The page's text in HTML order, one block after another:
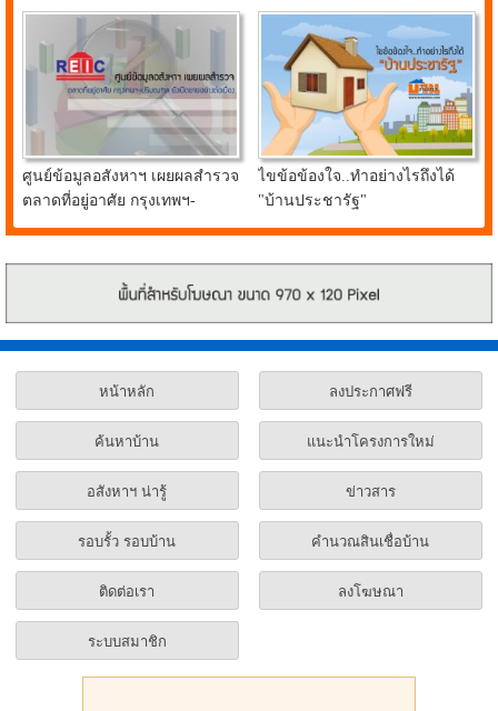
ศูนย์ข้อมูลอสังหาฯ เผยผลสำรวจ
ตลาดที่อยู่อาศัย กรุงเทพฯ-
ปริมณฑล ยังเปิดขายอย่างต่อ
ไขข้อข้องใจ..ทำอย่างไรถึงได้
"บ้านประชารัฐ"
หน้าหลัก ลงประกาศฟรี
ค้นหาบ้าน แนะนำโครงการใหม่
อสังหาฯ น่ารู้ ข่าวสาร
รอบรั้ว รอบบ้าน คำนวณสินเชื่อบ้าน
ติดต่อเรา ลงโฆษณา
ระบบสมาชิก